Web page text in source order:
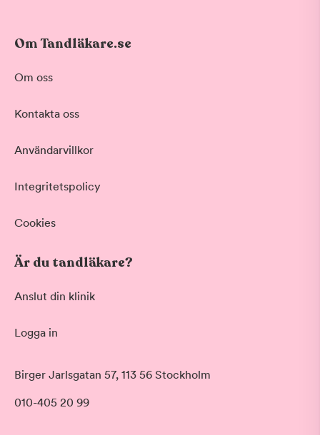
Behandling
Akut tandvård
Grundlig kontroll av tänder och tandkött
Professionell rengöring och puts
Skonsam blekning för vitare tänder
Datum
Tid på dagen
Morgon
Förmiddag
Om Tandläkare.se
Om oss
Kontakta oss
Användarvillkor
Integritetspolicy
Cookies
Är du tandläkare?
Anslut din klinik
Logga in
Birger Jarlsgatan 57, 113 56 Stockholm
010-405 20 99